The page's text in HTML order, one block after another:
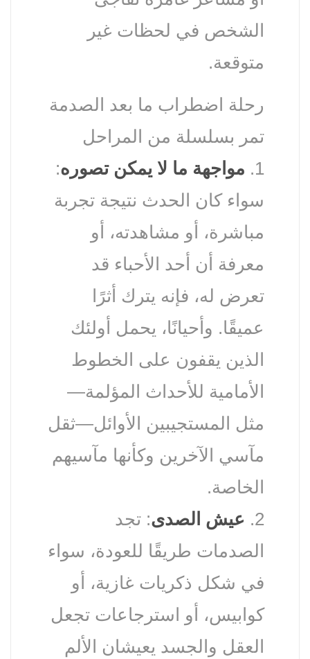
الشخص في لحظات غير
متوقعة.
رحلة اضطراب ما بعد الصدمة
تمر بسلسلة من المراحل
1. مواجهة ما لا يمكن تصوره:
سواء كان الحدث نتيجة تجربة
مباشرة، أو مشاهدته، أو
معرفة أن أحد الأحباء قد
تعرض له، فإنه يترك أثرًا
عميقًا. وأحيانًا، يحمل أولئك
الذين يقفون على الخطوط
الأمامية للأحداث المؤلمة—
مثل المستجيبين الأوائل—ثقل
مآسي الآخرين وكأنها مآسيهم
الخاصة.
2. عيش الصدى: تجد
الصدمات طريقًا للعودة، سواء
في شكل ذكريات غازية، أو
كوابيس، أو استرجاعات تجعل
العقل والجسد يعيشان الألم